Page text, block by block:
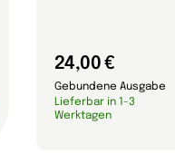
24,00 €
Gebundene Ausgabe
Lieferbar in 1-3
Werktagen